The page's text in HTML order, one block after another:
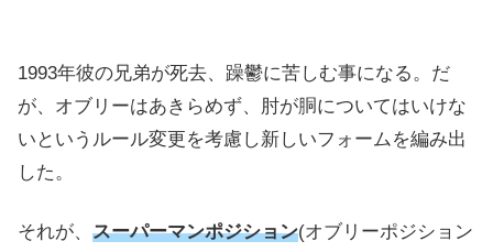
1993年彼の兄弟が死去、躁鬱に苦しむ事になる。だ
が、オブリーはあきらめず、肘が胴についてはいけな
いというルール変更を考慮し新しいフォームを編み出
した。
それが、 スーパーマンポジション(オブリーポジション